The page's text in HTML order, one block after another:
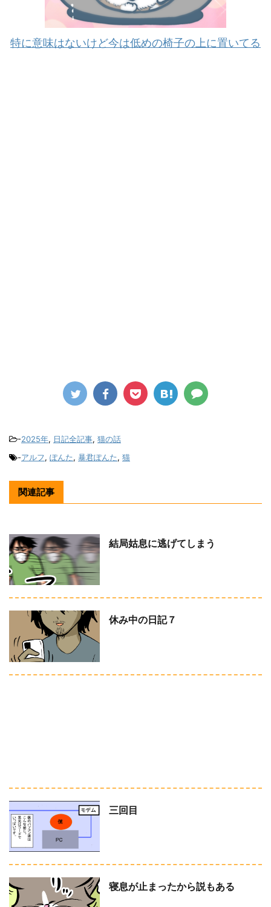
特に意味はないけど今は低めの椅子の上に置いてる
-2025年, 日記全記事, 猫の話
-アルフ, ぽんた, 暴君ぽんた, 猫
関連記事
結局姑息に逃げてしまう
休み中の日記７
三回目
寝息が止まったから説もある